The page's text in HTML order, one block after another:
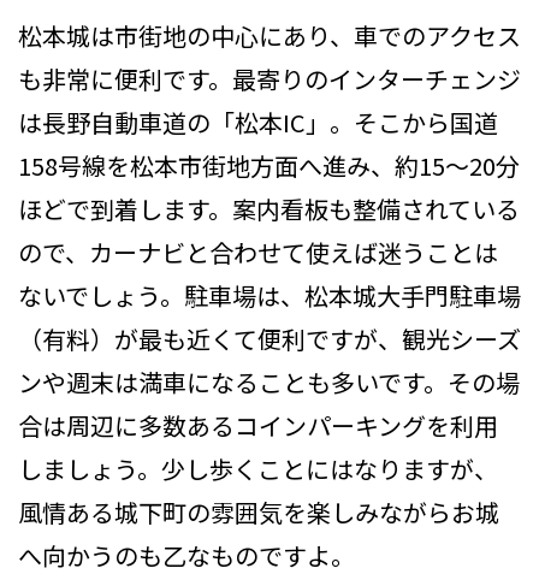
松本城は市街地の中心にあり、車でのアクセス
も非常に便利です。最寄りのインターチェンジ
は長野自動車道の「松本IC」。そこから国道
158号線を松本市街地方面へ進み、約15〜20分
ほどで到着します。案内看板も整備されている
ので、カーナビと合わせて使えば迷うことは
ないでしょう。駐車場は、松本城大手門駐車場
（有料）が最も近くて便利ですが、観光シーズ
ンや週末は満車になることも多いです。その場
合は周辺に多数あるコインパーキングを利用
しましょう。少し歩くことにはなりますが、
風情ある城下町の雰囲気を楽しみながらお城
へ向かうのも乙なものですよ。